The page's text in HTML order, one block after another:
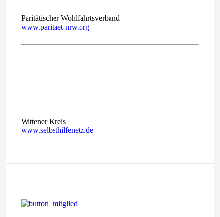
Paritätischer Wohlfahrtsverband
www.paritaet-nrw.org
Wittener Kreis
www.selbsthilfenetz.de